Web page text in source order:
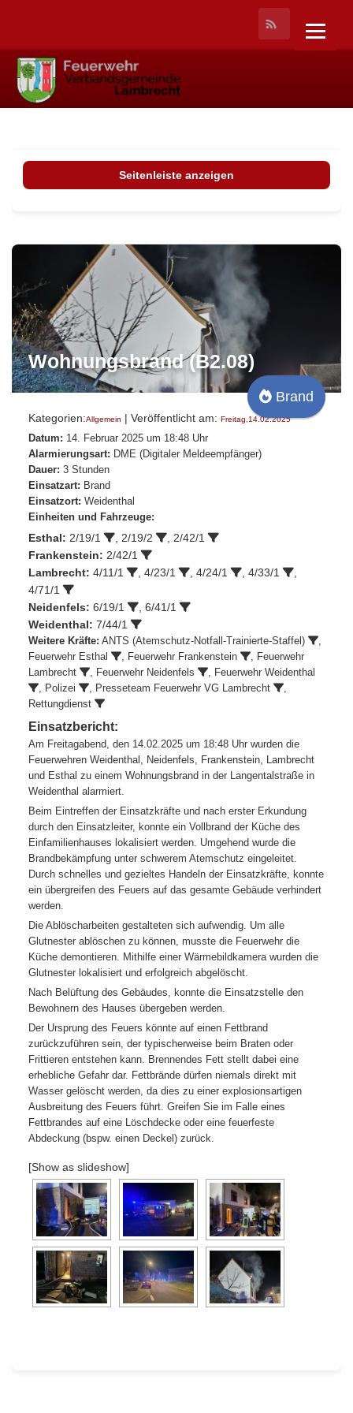
Wohnungsbrand (B2.08)
Brand
Kategorien:Allgemein | Veröffentlicht am: Freitag,14.02.2025
Datum: 14. Februar 2025 um 18:48 Uhr
Alarmierungsart: DME (Digitaler Meldeempfänger)
Dauer: 3 Stunden
Einsatzart: Brand
Einsatzort: Weidenthal
Einheiten und Fahrzeuge:
Esthal: 2/19/1 2/19/2
2/42/1
Frankenstein: 2/42/1
Lambrecht: 4/11/1 4/23/1 4/24/1 4/33/1
4/71/1
Neidenfels: 6/19/1
6/41/1
Weidenthal: 7/44/1
Weitere Kräfte: ANTS (Atemschutz-Notfall-Trainierte-Staffel)
,
Feuerwehr Esthal
, Feuerwehr Frankenstein , Feuerwehr
Lambrecht
, Feuerwehr Neidenfels , Feuerwehr Weidenthal
, Polizei
, Presseteam Feuerwehr VG Lambrecht
,
Rettungdienst
Einsatzbericht:
Am Freitagabend, den 14.02.2025 um 18:48 Uhr wurden die
Feuerwehren Weidenthal, Neidenfels, Frankenstein, Lambrecht
und Esthal zu einem Wohnungsbrand in der Langentalstraße in
Weidenthal alarmiert.
Beim Eintreffen der Einsatzkräfte und nach erster Erkundung
durch den Einsatzleiter, konnte ein Vollbrand der Küche des
Einfamilienhauses lokalisiert werden. Umgehend wurde die
Brandbekämpfung unter schwerem Atemschutz eingeleitet.
Durch schnelles und gezieltes Handeln der Einsatzkräfte, konnte
ein übergreifen des Feuers auf das gesamte Gebäude verhindert
werden.
Die Ablöscharbeiten gestalteten sich aufwendig. Um alle
Glutnester ablöschen zu können, musste die Feuerwehr die
Küche demontieren. Mithilfe einer Wärmebildkamera wurden die
Glutnester lokalisiert und erfolgreich abgelöscht.
Nach Belüftung des Gebäudes, konnte die Einsatzstelle den
Bewohnern des Hauses übergeben werden.
Der Ursprung des Feuers könnte auf einen Fettbrand
zurückzuführen sein, der typischerweise beim Braten oder
Frittieren entstehen kann. Brennendes Fett stellt dabei eine
erhebliche Gefahr dar. Fettbrände dürfen niemals direkt mit
Wasser gelöscht werden, da dies zu einer explosionsartigen
Ausbreitung des Feuers führt. Greifen Sie im Falle eines
Fettbrandes auf eine Löschdecke oder eine feuerfeste
Abdeckung (bspw. einen Deckel) zurück.
[Show as slideshow]
Seitenleiste anzeigen